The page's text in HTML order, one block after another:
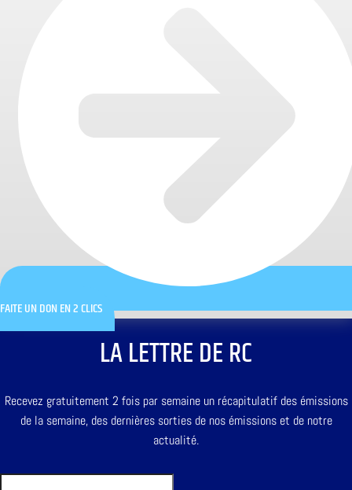
FAITE UN DON EN 2 CLICS
LA LETTRE DE RC
Recevez gratuitement 2 fois par semaine un récapitulatif des émissions
de la semaine, des dernières sorties de nos émissions et de notre
actualité.